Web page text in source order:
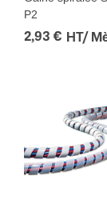
P2
2,93 € HT/